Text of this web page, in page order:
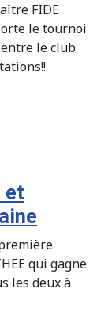
FIDE
le tournoi
le club
et
qui gagne
les deux à